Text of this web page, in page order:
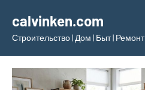
содержимому
calvinken.com
Строительство | Дом | Быт | Ремонт